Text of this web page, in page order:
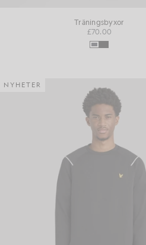
Träningsbyxor
£70.00
NYHETER